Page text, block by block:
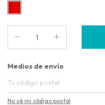
Entregas para el CP:
Medios de envío
No sé mi código postal